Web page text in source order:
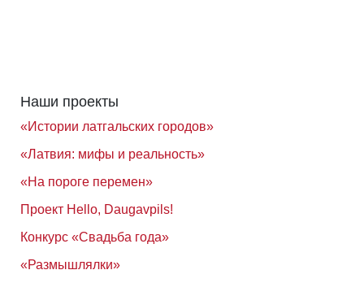
Наши проекты
«Истории латгальских городов»
«Латвия: мифы и реальность»
«На пороге перемен»
Проект Hello, Daugavpils!
Конкурс «Свадьба года»
«Размышлялки»